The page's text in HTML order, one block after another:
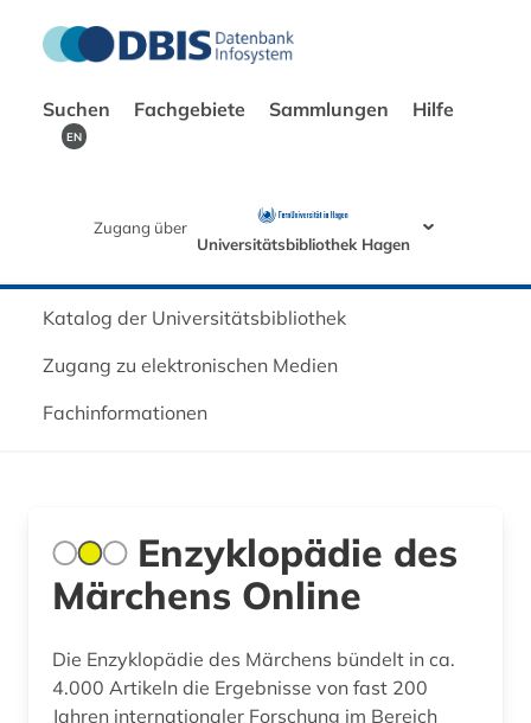
Suchen Fachgebiete Sammlungen Hilfe
EN
Zugang über
Universitätsbibliothek Hagen
Katalog der Universitätsbibliothek
Zugang zu elektronischen Medien
Fachinformationen
Enzyklopädie des
Märchens Online
Die Enzyklopädie des Märchens bündelt in ca.
4.000 Artikeln die Ergebnisse von fast 200
Jahren internationaler Forschung im Bereich